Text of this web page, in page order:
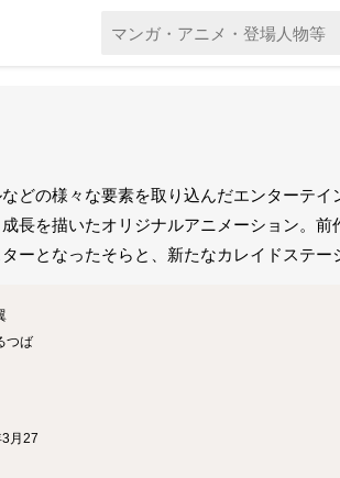
どの様々な要素を取り込んだエンターテ
長を描いたオリジナルアニメーション。
ーとなったそらと、新たなカレイドステー
つば
月27